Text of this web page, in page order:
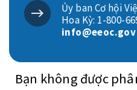
Bạn không được
Ủy ban Cơ hội
Hoa Kỳ: 1-800-
info@eeoc.gov